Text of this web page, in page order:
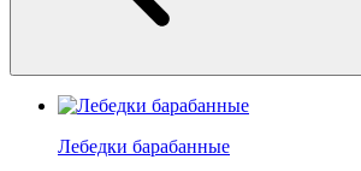
Лебедки барабанные